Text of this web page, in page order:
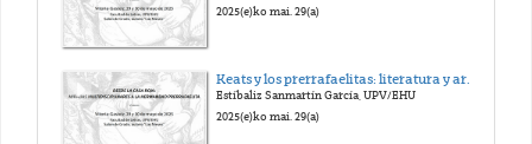
2025(e)ko mai. 29(a)
Estíbaliz Sanmartín García, UPV/EHU
2025(e)ko mai. 29(a)